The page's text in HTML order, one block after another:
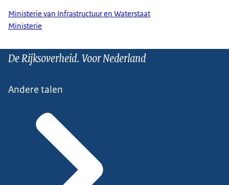
Ministerie van Infrastructuur en Waterstaat
Ministerie
De Rijksoverheid. Voor Nederland
Andere talen